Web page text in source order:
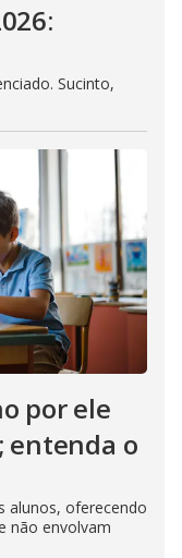
Sucinto,
por ele
entenda o
alunos, oferecendo
não envolvam